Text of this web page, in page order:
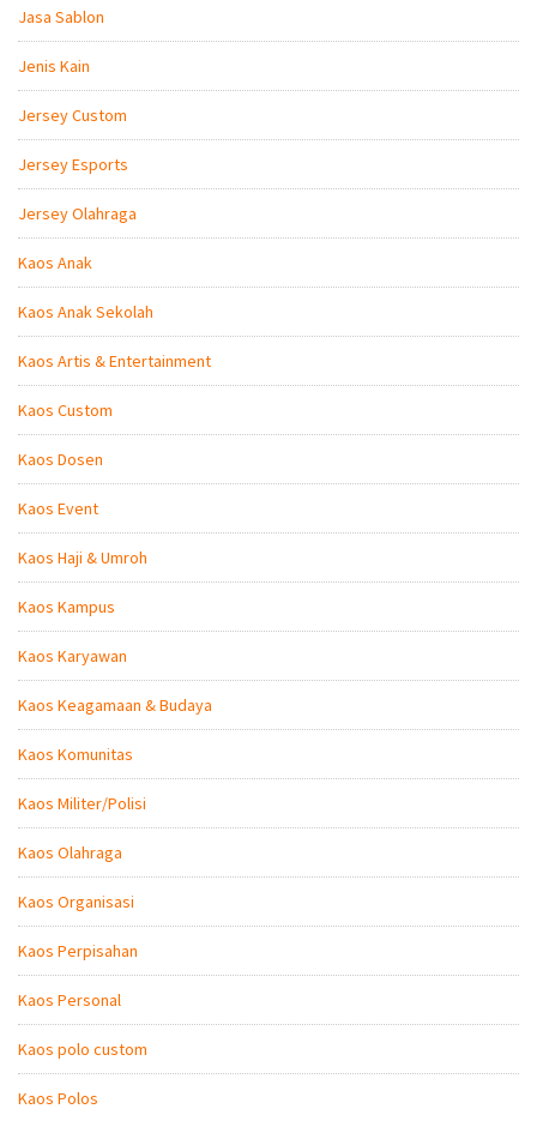
Jasa Sablon
Jenis Kain
Jersey Custom
Jersey Esports
Jersey Olahraga
Kaos Anak
Kaos Anak Sekolah
Kaos Artis & Entertainment
Kaos Custom
Kaos Dosen
Kaos Event
Kaos Haji & Umroh
Kaos Kampus
Kaos Karyawan
Kaos Keagamaan & Budaya
Kaos Komunitas
Kaos Militer/Polisi
Kaos Olahraga
Kaos Organisasi
Kaos Perpisahan
Kaos Personal
Kaos polo custom
Kaos Polos